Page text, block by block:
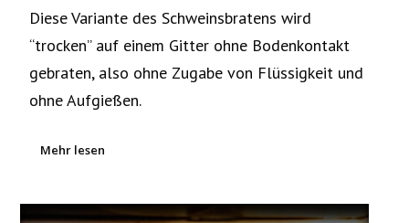
Diese Variante des Schweinsbratens wird
“trocken” auf einem Gitter ohne Bodenkontakt
gebraten, also ohne Zugabe von Flüssigkeit und
ohne Aufgießen.
Mehr lesen